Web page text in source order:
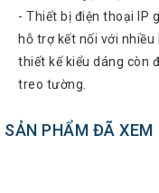
Atcom
Phones
Phones
- Thiết bị điện thoại IP
hỗ trợ kết nối với
thiết kế kiểu dáng còn
treo tường.
SẢN PHẨM ĐÃ XEM